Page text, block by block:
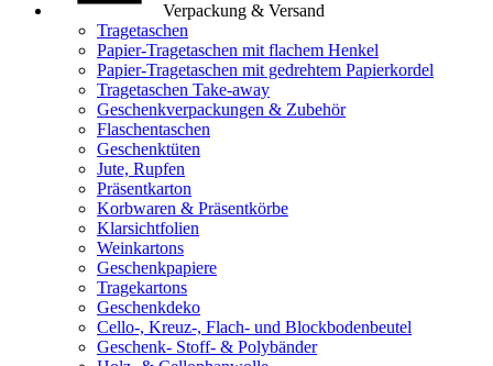
Verpackung & Versand
Tragetaschen
Papier-Tragetaschen mit flachem Henkel
Papier-Tragetaschen mit gedrehtem Papierkordel
Tragetaschen Take-away
Geschenkverpackungen & Zubehör
Flaschentaschen
Geschenktüten
Jute, Rupfen
Präsentkarton
Korbwaren & Präsentkörbe
Klarsichtfolien
Weinkartons
Geschenkpapiere
Tragekartons
Geschenkdeko
Cello-, Kreuz-, Flach- und Blockbodenbeutel
Geschenk- Stoff- & Polybänder